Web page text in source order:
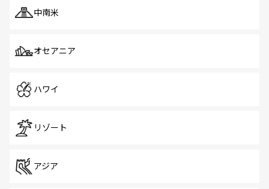
中南米
オセアニア
ハワイ
リゾート
アジア